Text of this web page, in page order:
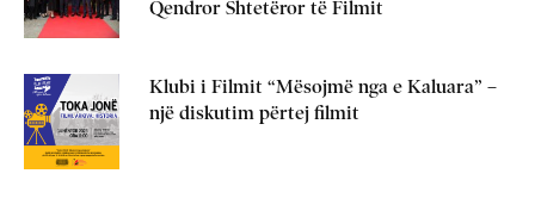
Qendror Shtetëror të Filmit
Klubi i Filmit “Mësojmë nga e Kaluara” –
një diskutim përtej filmit